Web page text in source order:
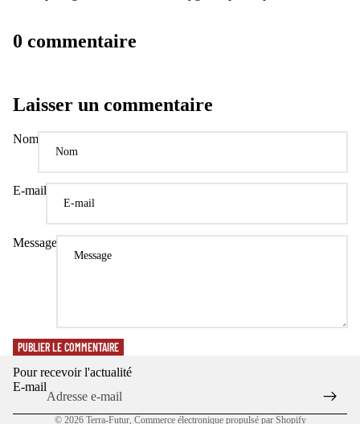
0 commentaire
Laisser un commentaire
Nom
E-mail
Message
PUBLIER LE COMMENTAIRE
Pour recevoir l'actualité
E-mail
© 2026 Terra-Futur, Commerce électronique propulsé par Shopify
Coordonnées
Conditions générales de vente
Mentions légales